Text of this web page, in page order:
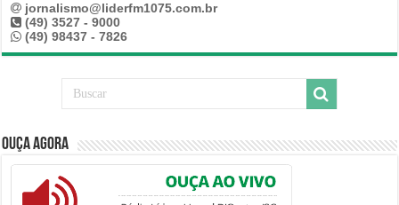
jornalismo@liderfm1075.com.br
(49) 3527 - 9000
(49) 98437 - 7826
Ouça Agora